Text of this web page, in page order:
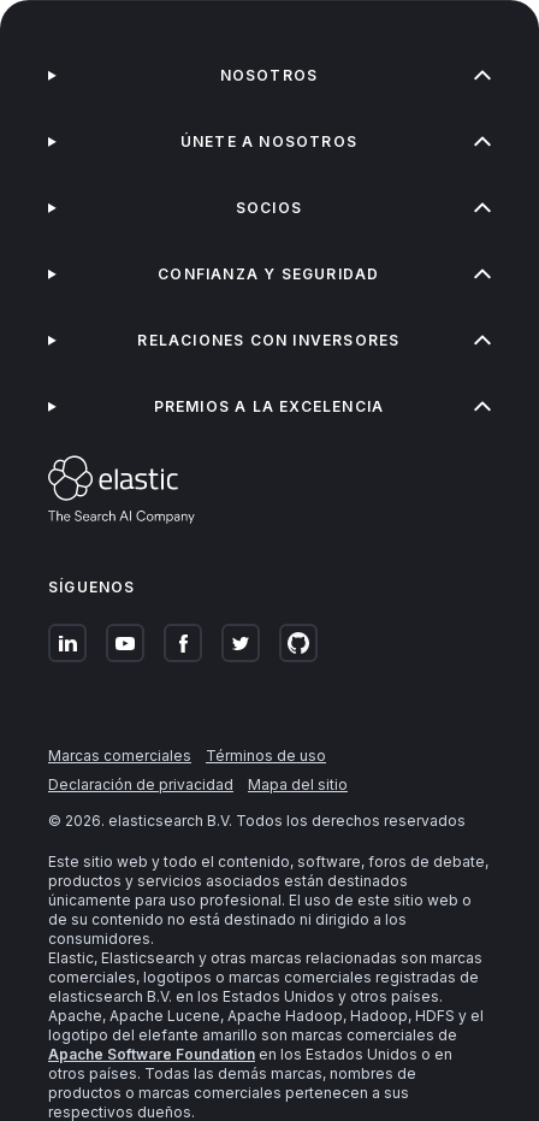
SÍGUENOS
NOSOTROS
ÚNETE A NOSOTROS
SOCIOS
CONFIANZA Y SEGURIDAD
RELACIONES CON INVERSORES
PREMIOS A LA EXCELENCIA
Marcas comerciales
Términos de uso
Declaración de privacidad
Mapa del sitio
© 2026. elasticsearch B.V. Todos los derechos reservados
Este sitio web y todo el contenido, software, foros de debate,
productos y servicios asociados están destinados
únicamente para uso profesional. El uso de este sitio web o
de su contenido no está destinado ni dirigido a los
consumidores.
Elastic, Elasticsearch y otras marcas relacionadas son marcas
comerciales, logotipos o marcas comerciales registradas de
elasticsearch B.V. en los Estados Unidos y otros países.
Apache, Apache Lucene, Apache Hadoop, Hadoop, HDFS y el
logotipo del elefante amarillo son marcas comerciales de
Apache Software Foundation en los Estados Unidos o en
otros países. Todas las demás marcas, nombres de
productos o marcas comerciales pertenecen a sus
respectivos dueños.